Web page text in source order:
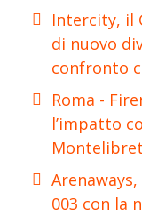
Intercity, il
di nuovo
confronto
Roma -
l’impatto
Arenaways,
003 con la